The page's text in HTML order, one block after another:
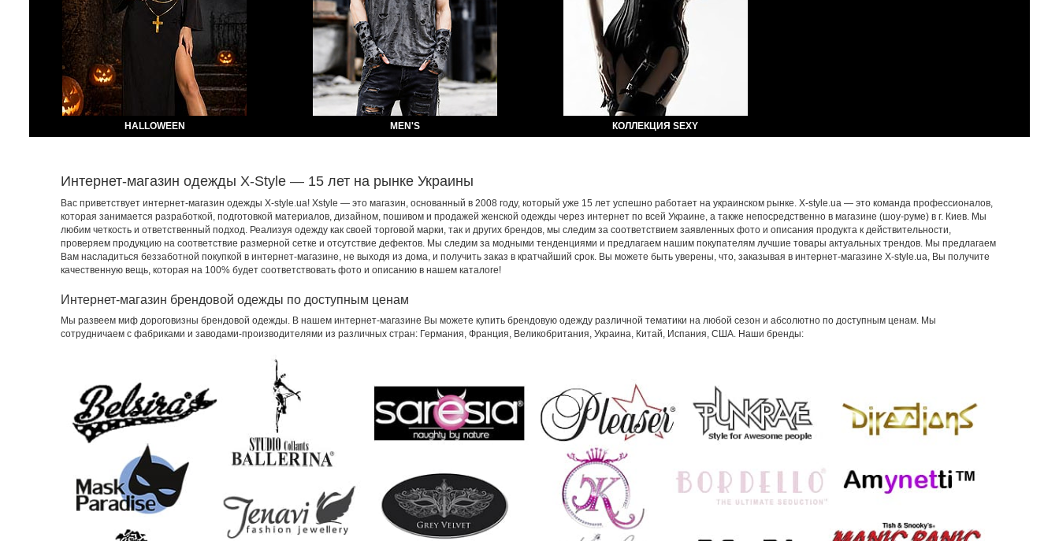
HALLOWEEN MEN'S КОЛЛЕКЦИЯ SEXY
Интернет-магазин одежды X-Style — 15 лет на рынке Украины
Вас приветствует интернет-магазин одежды X-style.ua! Xstyle — это магазин, основанный в 2008 году, который уже 15 лет успешно работает на украинском рынке. X-style.ua — это команда профессионалов,
которая занимается разработкой, подготовкой материалов, дизайном, пошивом и продажей женской одежды через интернет по всей Украине, а также непосредственно в магазине (шоу-руме) в г. Киев. Мы
любим четкость и ответственный подход. Реализуя одежду как своей торговой марки, так и других брендов, мы следим за соответствием заявленных фото и описания продукта к действительности,
проверяем продукцию на соответствие размерной сетке и отсутствие дефектов. Мы следим за модными тенденциями и предлагаем нашим покупателям лучшие товары актуальных трендов. Мы предлагаем
Вам насладиться беззаботной покупкой в интернет-магазине, не выходя из дома, и получить заказ в кратчайший срок. Вы можете быть уверены, что, заказывая в интернет-магазине X-style.ua, Вы получите
качественную вещь, которая на 100% будет соответствовать фото и описанию в нашем каталоге!
Интернет-магазин брендовой одежды по доступным ценам
Мы развеем миф дороговизны брендовой одежды. В нашем интернет-магазине Вы можете купить брендовую одежду различной тематики на любой сезон и абсолютно по доступным ценам. Мы
сотрудничаем с фабриками и заводами-производителями из различных стран: Германия, Франция, Великобритания, Украина, Китай, Испания, США. Наши бренды: